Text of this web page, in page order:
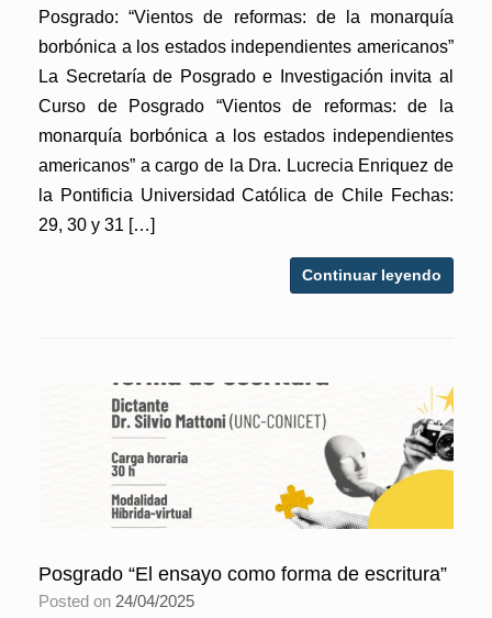
Posgrado: “Vientos de reformas: de la monarquía
borbónica a los estados independientes americanos”
La Secretaría de Posgrado e Investigación invita al
Curso de Posgrado “Vientos de reformas: de la
monarquía borbónica a los estados independientes
americanos” a cargo de la Dra. Lucrecia Enriquez de
la Pontificia Universidad Católica de Chile Fechas:
29, 30 y 31 […]
Continuar leyendo
Posgrado “El ensayo como forma de escritura”
Posted on 24/04/2025